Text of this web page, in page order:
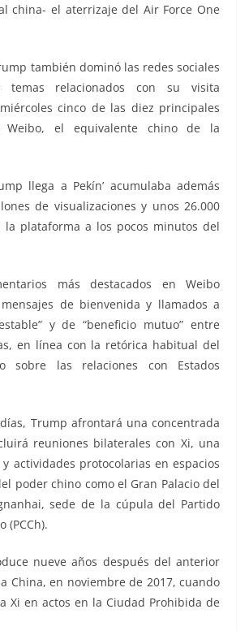
china- el aterrizaje del Air Force One
también dominó las redes sociales
temas relacionados con su visita
cinco de las diez principales
Weibo, el equivalente chino de la
llega a Pekín’ acumulaba además
de visualizaciones y unos 26.000
la plataforma a los pocos minutos del
más destacados en Weibo
de bienvenida y llamados a
y de “beneficio mutuo” entre
en línea con la retórica habitual del
sobre las relaciones con Estados
Trump afrontará una concentrada
reuniones bilaterales con Xi, una
actividades protocolarias en espacios
poder chino como el Gran Palacio del
sede de la cúpula del Partido
(PCCh).
nueve años después del anterior
China, en noviembre de 2017, cuando
Xi en actos en la Ciudad Prohibida de